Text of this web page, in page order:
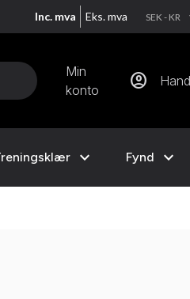
Inc. mva Eks. mva SEK - KR
Min
konto
account_circle
expand_more Fynd expand_more